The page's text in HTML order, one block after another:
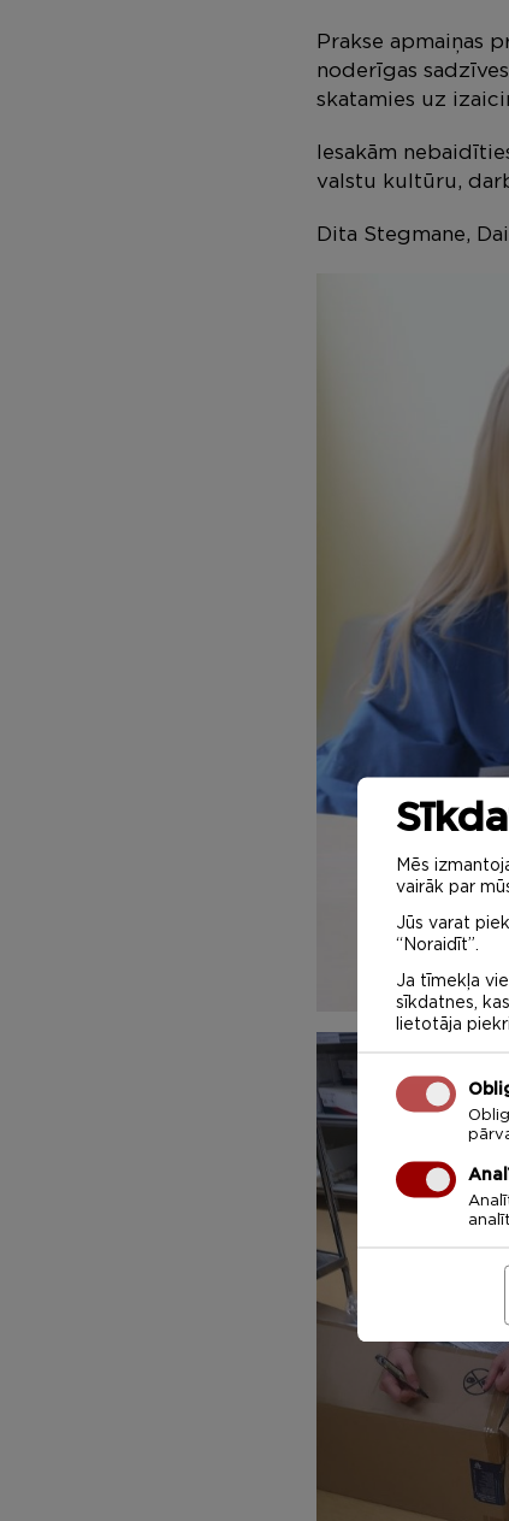
Prakse apmaiņas
noderīgas
skatamies uz
Iesakām
valstu kultūru,
Dita Stegmane,
Mēs
vairāk par
Jūs varat
“Noraidīt”.
Ja tīmekļa
sīkdatnes,
lietotāja